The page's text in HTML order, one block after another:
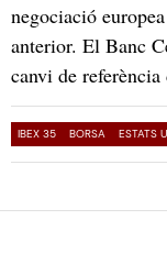
negociació
anterior. El Banc
canvi de
IBEX 35 BORSA ESTATS